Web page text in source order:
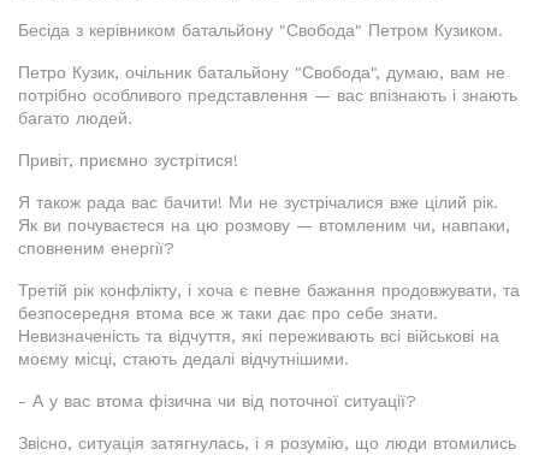
Бесіда з керівником батальйону "Свобода" Петром Кузиком.
Петро Кузик, очільник батальйону "Свобода", думаю, вам не
потрібно особливого представлення — вас впізнають і знають
багато людей.
Привіт, приємно зустрітися!
Я також рада вас бачити! Ми не зустрічалися вже цілий рік.
Як ви почуваєтеся на цю розмову — втомленим чи, навпаки,
сповненим енергії?
Третій рік конфлікту, і хоча є певне бажання продовжувати, та
безпосередня втома все ж таки дає про себе знати.
Невизначеність та відчуття, які переживають всі військові на
моєму місці, стають дедалі відчутнішими.
- А у вас втома фізична чи від поточної ситуації?
Звісно, ситуація затягнулась, і я розумію, що люди втомились